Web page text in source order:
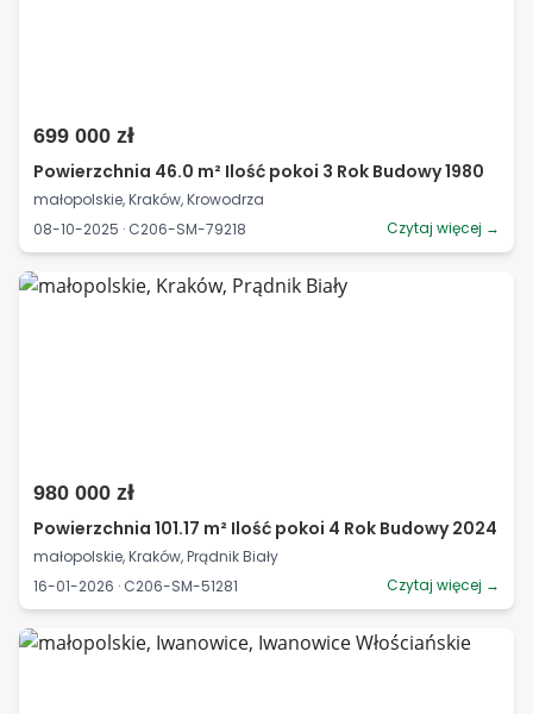
699 000 zł
Powierzchnia 46.0 m² Ilość pokoi 3 Rok Budowy 1980
małopolskie, Kraków, Krowodrza
08-10-2025 · C206-SM-79218
Czytaj więcej →
980 000 zł
Powierzchnia 101.17 m² Ilość pokoi 4 Rok Budowy 2024
małopolskie, Kraków, Prądnik Biały
16-01-2026 · C206-SM-51281
Czytaj więcej →